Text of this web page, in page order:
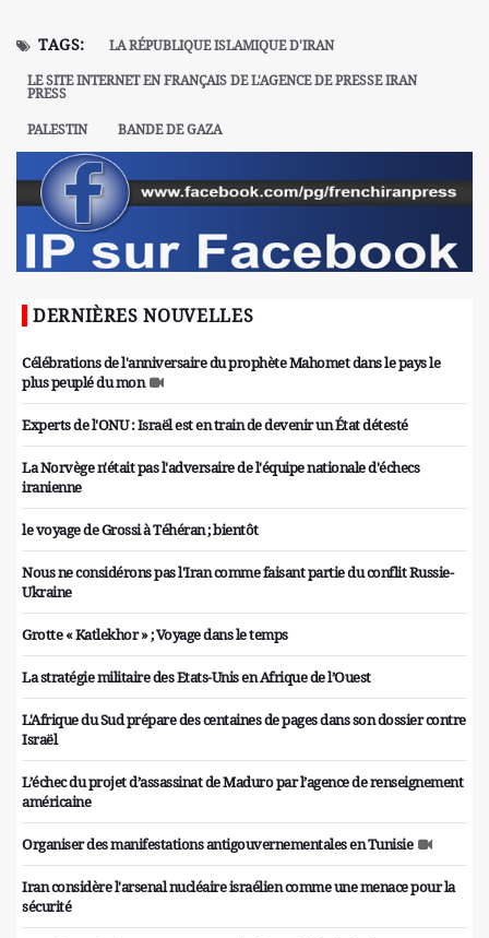
TAGS:
LA RÉPUBLIQUE ISLAMIQUE D'IRAN
LE SITE INTERNET EN FRANÇAIS DE L'AGENCE DE PRESSE IRAN
PRESS
PALESTIN
BANDE DE GAZA
DERNIÈRES NOUVELLES
Célébrations de l'anniversaire du prophète Mahomet dans le pays le
plus peuplé du mon
Experts de l'ONU : Israël est en train de devenir un État détesté
La Norvège n'était pas l'adversaire de l'équipe nationale d'échecs
iranienne
le voyage de Grossi à Téhéran ; bientôt
Nous ne considérons pas l'Iran comme faisant partie du conflit Russie-
Ukraine
Grotte « Katlekhor » ; Voyage dans le temps
La stratégie militaire des Etats-Unis en Afrique de l’Ouest
L'Afrique du Sud prépare des centaines de pages dans son dossier contre
Israël
L’échec du projet d’assassinat de Maduro par l’agence de renseignement
américaine
Organiser des manifestations antigouvernementales en Tunisie
Iran considère l'arsenal nucléaire israélien comme une menace pour la
sécurité